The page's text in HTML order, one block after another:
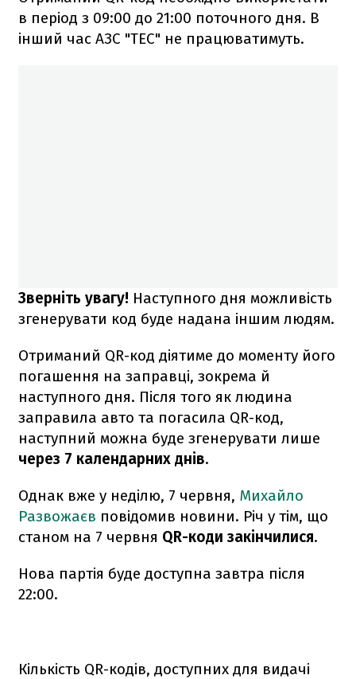
в період з 09:00 до 21:00 поточного дня. В
інший час АЗС "ТЕС" не працюватимуть.
Зверніть увагу! Наступного дня можливість
згенерувати код буде надана іншим людям.
Отриманий QR-код діятиме до моменту його
погашення на заправці, зокрема й
наступного дня. Після того як людина
заправила авто та погасила QR-код,
наступний можна буде згенерувати лише
через 7 календарних днів.
Однак вже у неділю, 7 червня, Михайло
Развожаєв повідомив новини. Річ у тім, що
станом на 7 червня QR-коди закінчилися.
Нова партія буде доступна завтра після
22:00.
Кількість QR-кодів, доступних для видачі